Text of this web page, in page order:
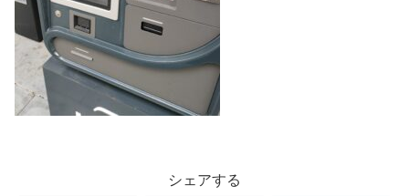
シェアする